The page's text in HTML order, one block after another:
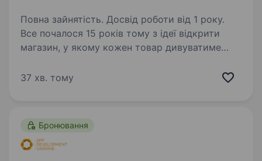
Повна зайнятість. Досвід роботи від 1 року.
Все почалося 15 років тому з ідеї відкрити
магазин, у якому кожен товар дивуватиме
мережа «Копійочка» налічує 500 магазинів
37 хв. тому
Бронювання